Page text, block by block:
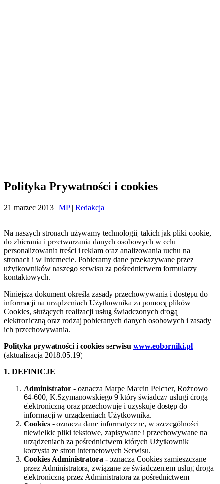
Polityka Prywatności i cookies
21 marzec 2013 | MP| Redakcja
Na naszych stronach używamy technologii, takich jak pliki cookie,
do zbierania i przetwarzania danych osobowych w celu
personalizowania treści i reklam oraz analizowania ruchu na
stronach i w Internecie. Pobieramy dane przekazywane przez
użytkowników naszego serwisu za pośrednictwem formularzy
kontaktowych.
Niniejsza dokument określa zasady przechowywania i dostępu do
informacji na urządzeniach Użytkownika za pomocą plików
Cookies, służących realizacji usług świadczonych drogą
elektroniczną oraz rodzaj pobieranych danych osobowych i zasady
ich przechowywania.
Polityka prywatności i cookies serwisu www.eoborniki.pl
(aktualizacja 2018.05.19)
1. DEFINICJE
Administrator - oznacza Marpe Marcin Pelcner, Rożnowo
64-600, K.Szymanowskiego 9 który świadczy usługi drogą
elektroniczną oraz przechowuje i uzyskuje dostęp do
informacji w urządzeniach Użytkownika.
Cookies - oznacza dane informatyczne, w szczególności
niewielkie pliki tekstowe, zapisywane i przechowywane na
urządzeniach za pośrednictwem których Użytkownik
korzysta ze stron internetowych Serwisu.
Cookies Administratora - oznacza Cookies zamieszczane
przez Administratora, związane ze świadczeniem usług droga
elektroniczną przez Administratora za pośrednictwem